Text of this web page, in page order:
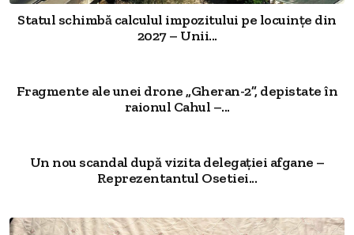
Statul schimbă calculul impozitului pe locuințe din
2027 – Unii...
Fragmente ale unei drone „Gheran-2”, depistate în
raionul Cahul –...
Un nou scandal după vizita delegației afgane –
Reprezentantul Osetiei...